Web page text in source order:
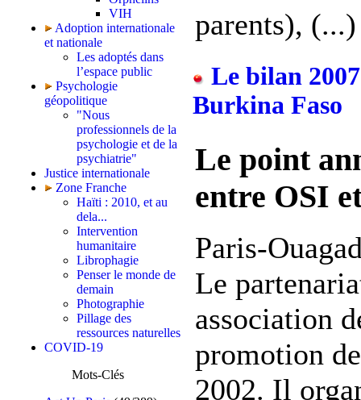
VIH
Adoption internationale
et nationale
Les adoptés dans
l’espace public
Psychologie
géopolitique
"Nous
professionnels de la
psychologie et de la
psychiatrie"
Justice internationale
Zone Franche
Haïti : 2010, et au
dela...
Intervention
humanitaire
Librophagie
Penser le monde de
demain
Photographie
Pillage des
ressources naturelles
COVID-19
Mots-Clés
parents), (...)
Le bilan
Burkina Faso
Le point
entre OSI
Paris-
Le
association
promotion
2002. Il